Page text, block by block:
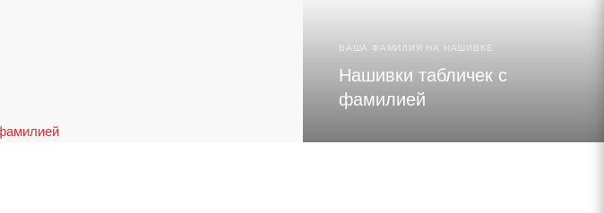
ВАША ФАМИЛИЯ НА НАШИВКЕ
Нашивки табличек с
фамилией